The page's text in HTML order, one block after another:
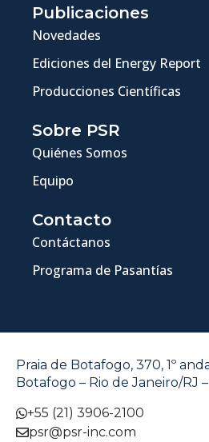
Publicaciones
Novedades
Ediciones del Energy Report
Producciones Científicas
Sobre PSR
Quiénes Somos
Equipo
Contacto
Contáctanos
Programa de Pasantías
Praia de Botafogo, 370, 1º
Botafogo – Rio de Janeiro/RJ –
+55 (21) 3906-2100
psr@psr-inc.com